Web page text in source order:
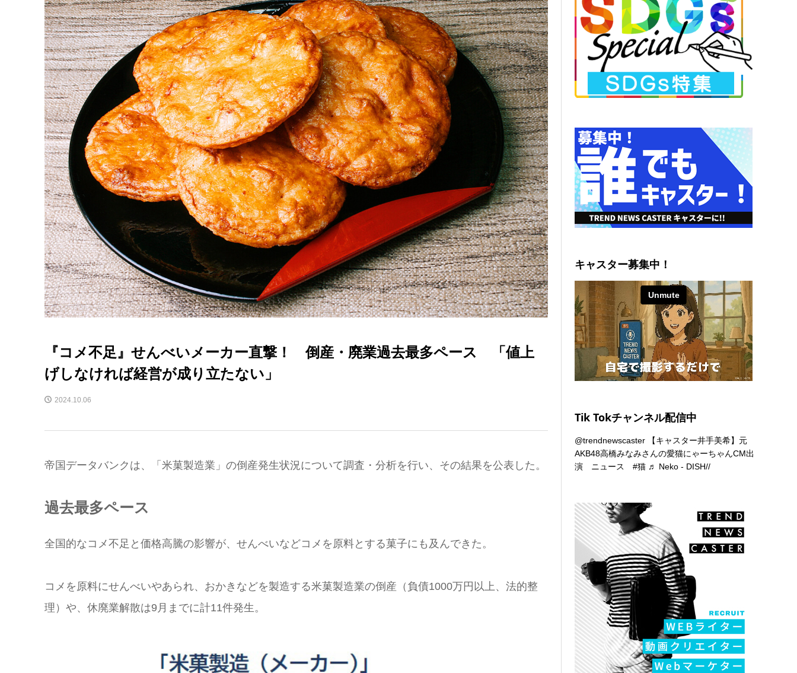
『コメ不足』せんべいメーカー直撃！ 倒産・廃業過去最多ペース 「値上
げしなければ経営が成り立たない」
2024.10.06
帝国データバンクは、「米菓製造業」の倒産発生状況について調査・分析を行い、その結果を公表した。
過去最多ペース
全国的なコメ不足と価格高騰の影響が、せんべいなどコメを原料とする菓子にも及んできた。
コメを原料にせんべいやあられ、おかきなどを製造する米菓製造業の倒産（負債1000万円以上、法的整
理）や、休廃業解散は9月までに計11件発生。
キャスター募集中！
Tik Tokチャンネル配信中
@trendnewscaster 【キャスター井手美希】元
AKB48高橋みなみさんの愛猫にゃーちゃんCM出
演 ニュース#猫 ♬ Neko - DISH//